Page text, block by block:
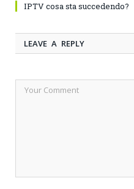
IPTV cosa sta succedendo?
LEAVE A REPLY